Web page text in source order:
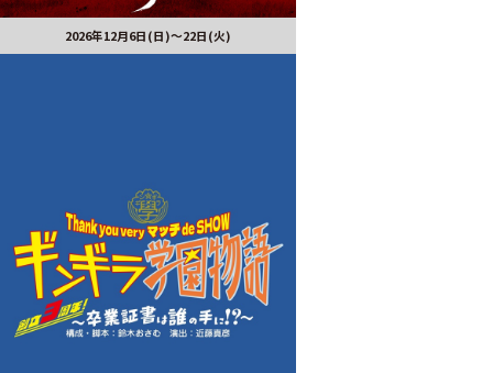
2026年12月6日(日)～22日(火)